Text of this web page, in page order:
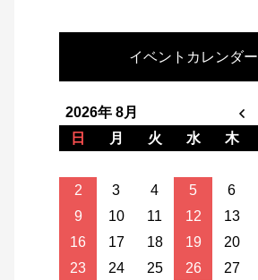
イベントカレンダー
2026年 8月
日
月 火 水 木
2
3 4 5 6
9
10 11 12 13
16
17 18 19 20
23
24 25 26 27